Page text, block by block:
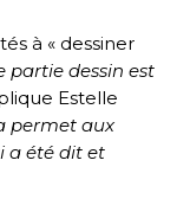
à « dessiner
partie dessin est
Estelle
permet aux
a été dit et